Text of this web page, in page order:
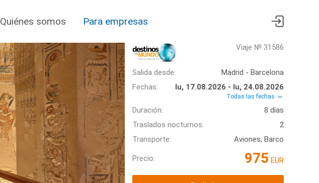
Quiénes somos Para empresas
Viaje № 31586
Salida desde:
Madrid - Barcelona
Fechas:
lu, 17.08.2026 - lu, 24.08.2026
Todas las fechas
Duración:
8 días
Traslados nocturnos:
2
Transporte:
Aviones, Barco
Precio: 975 EUR